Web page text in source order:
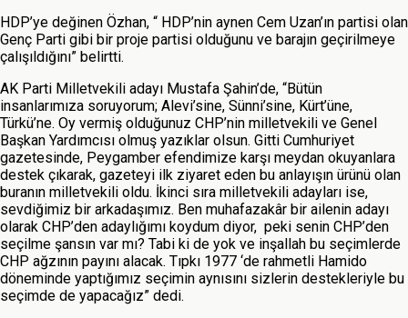
HDP’ye değinen Özhan, “ HDP’nin aynen Cem Uzan’ın partisi olan
Genç Parti gibi bir proje partisi olduğunu ve barajın geçirilmeye
çalışıldığını” belirtti.
AK Parti Milletvekili adayı Mustafa Şahin’de, “Bütün
insanlarımıza soruyorum; Alevi’sine, Sünni’sine, Kürt’üne,
Türkü’ne. Oy vermiş olduğunuz CHP’nin milletvekili ve Genel
Başkan Yardımcısı olmuş yazıklar olsun. Gitti Cumhuriyet
gazetesinde, Peygamber efendimize karşı meydan okuyanlara
destek çıkarak, gazeteyi ilk ziyaret eden bu anlayışın ürünü olan
buranın milletvekili oldu. İkinci sıra milletvekili adayları ise,
sevdiğimiz bir arkadaşımız. Ben muhafazakâr bir ailenin adayı
olarak CHP’den adaylığımı koydum diyor, peki senin CHP’den
seçilme şansın var mı? Tabi ki de yok ve inşallah bu seçimlerde
CHP ağzının payını alacak. Tıpkı 1977 ‘de rahmetli Hamido
döneminde yaptığımız seçimin aynısını sizlerin destekleriyle bu
seçimde de yapacağız” dedi.